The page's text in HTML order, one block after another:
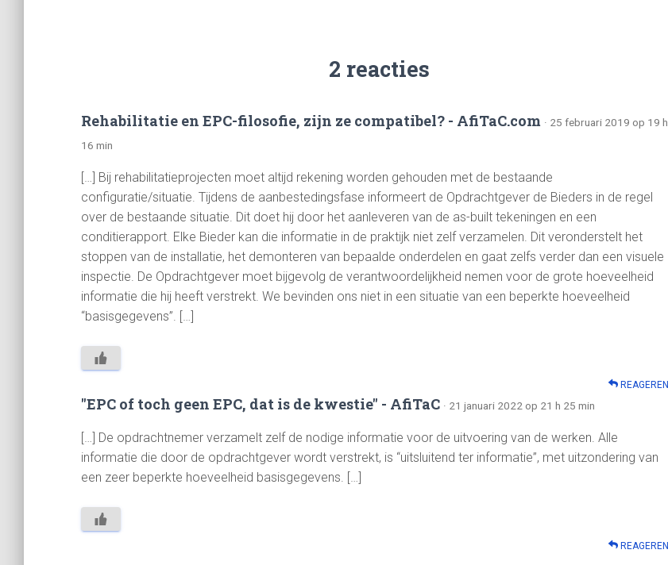
2 reacties
Rehabilitatie en EPC-filosofie, zijn ze compatibel? - AfiTaC.com · 25 februari 2019 op 19 h
16 min
[…] Bij rehabilitatieprojecten moet altijd rekening worden gehouden met de bestaande
configuratie/situatie. Tijdens de aanbestedingsfase informeert de Opdrachtgever de Bieders in de regel
over de bestaande situatie. Dit doet hij door het aanleveren van de as-built tekeningen en een
conditierapport. Elke Bieder kan die informatie in de praktijk niet zelf verzamelen. Dit veronderstelt het
stoppen van de installatie, het demonteren van bepaalde onderdelen en gaat zelfs verder dan een visuele
inspectie. De Opdrachtgever moet bijgevolg de verantwoordelijkheid nemen voor de grote hoeveelheid
informatie die hij heeft verstrekt. We bevinden ons niet in een situatie van een beperkte hoeveelheid
“basisgegevens”. […]
REAGEREN
"EPC of toch geen EPC, dat is de kwestie" - AfiTaC · 21 januari 2022 op 21 h 25 min
[…] De opdrachtnemer verzamelt zelf de nodige informatie voor de uitvoering van de werken. Alle
informatie die door de opdrachtgever wordt verstrekt, is “uitsluitend ter informatie”, met uitzondering van
een zeer beperkte hoeveelheid basisgegevens. […]
REAGEREN